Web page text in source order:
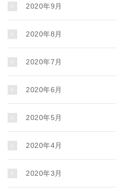
2020年9月
2020年8月
2020年7月
2020年6月
2020年5月
2020年4月
2020年3月